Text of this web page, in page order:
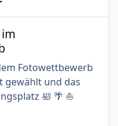
Fotowettbewerb
gewählt und das
🛀 🌴 ⛵